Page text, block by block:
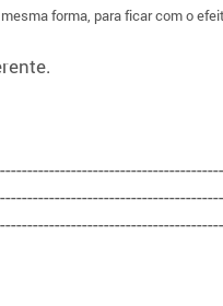
forma, para ficar com o